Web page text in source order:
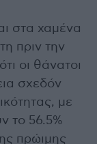
στα χαμένα
πριν την
οι θάνατοι
σχεδόν
με
το 56.5%
πρώιμης